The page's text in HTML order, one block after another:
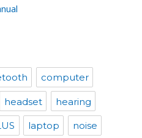
computer
headset hearing
laptop noise